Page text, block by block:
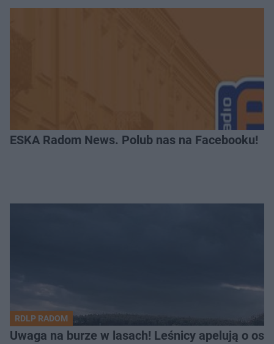
ESKA Radom News. Polub nas na Facebooku!
RDLP RADOM
Uwaga na burze w lasach! Leśnicy apelują o